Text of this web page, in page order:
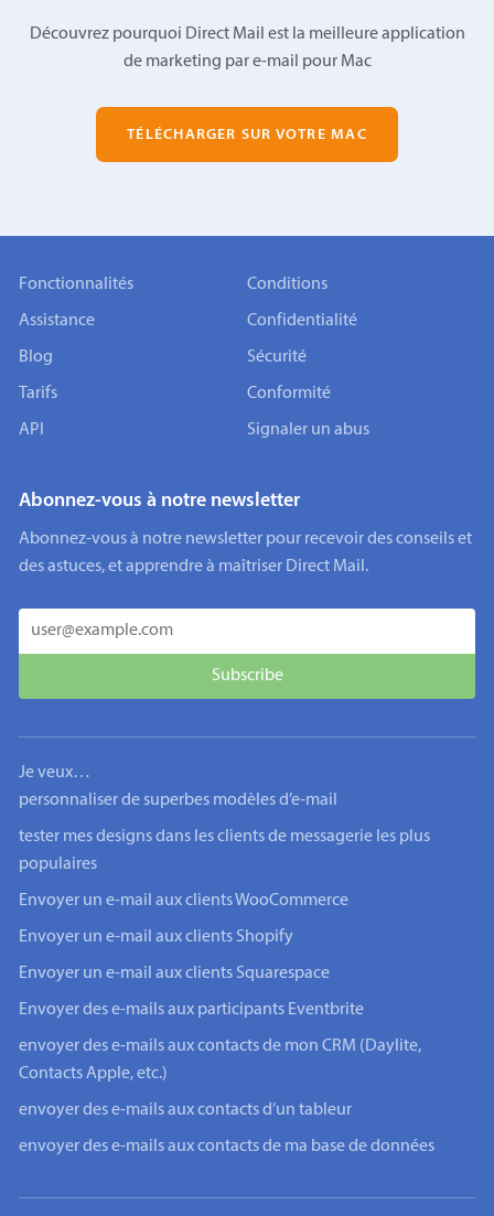
Découvrez pourquoi Direct Mail est la meilleure application
de marketing par e-mail pour Mac
TÉLÉCHARGER SUR VOTRE MAC
Fonctionnalités
Assistance
Blog
Tarifs
API
Conditions
Confidentialité
Sécurité
Conformité
Signaler un abus
Abonnez-vous à notre newsletter
Abonnez-vous à notre newsletter pour recevoir des conseils et
des astuces, et apprendre à maîtriser Direct Mail.
Je veux…
personnaliser de superbes modèles d’e-mail
tester mes designs dans les clients de messagerie les plus
populaires
Envoyer un e-mail aux clients WooCommerce
Envoyer un e-mail aux clients Shopify
Envoyer un e-mail aux clients Squarespace
Envoyer des e-mails aux participants Eventbrite
envoyer des e-mails aux contacts de mon CRM (Daylite,
Contacts Apple, etc.)
envoyer des e-mails aux contacts d’un tableur
envoyer des e-mails aux contacts de ma base de données